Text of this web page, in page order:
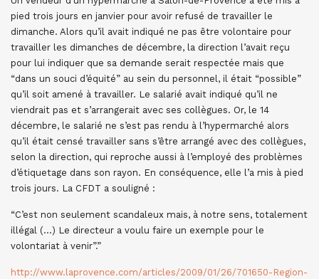
pied trois jours en janvier pour avoir refusé de travailler le
dimanche. Alors qu’il avait indiqué ne pas être volontaire pour
travailler les dimanches de décembre, la direction l’avait reçu
pour lui indiquer que sa demande serait respectée mais que
“dans un souci d’équité” au sein du personnel, il était “possible”
qu’il soit amené à travailler. Le salarié avait indiqué qu’il ne
viendrait pas et s’arrangerait avec ses collègues. Or, le 14
décembre, le salarié ne s’est pas rendu à l’hypermarché alors
qu’il était censé travailler sans s’être arrangé avec des collègues,
selon la direction, qui reproche aussi à l’employé des problèmes
d’étiquetage dans son rayon. En conséquence, elle l’a mis à pied
trois jours. La CFDT a souligné :
“C’est non seulement scandaleux mais, à notre sens, totalement
illégal (…) Le directeur a voulu faire un exemple pour le
volontariat à venir”.”
http://www.laprovence.com/articles/2009/01/26/701650-Region-